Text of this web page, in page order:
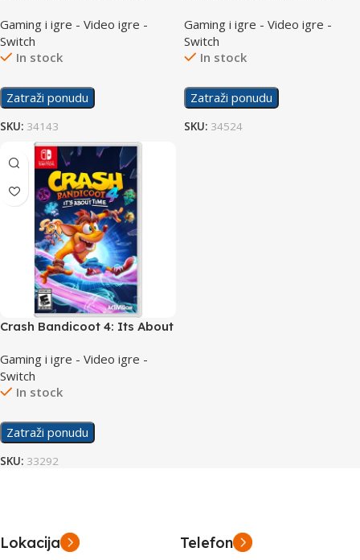
Gaming i igre - Video igre -
Switch
In stock
Zatraži ponudu
SKU: 34143
Gaming i igre - Video igre -
Switch
In stock
Zatraži ponudu
SKU: 34524
Crash Bandicoot 4: Its About
Gaming i igre - Video igre -
Switch
In stock
Zatraži ponudu
SKU: 33292
Lokacija Telefon